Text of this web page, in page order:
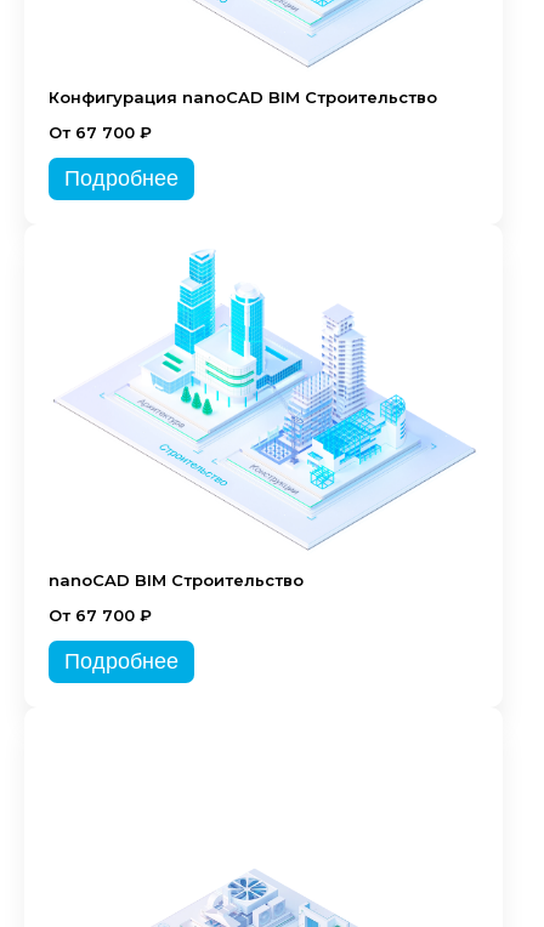
Конфигурация nanoCAD BIM Строительство
От 67 700 ₽
Подробнее
nanoCAD BIM Строительство
От 67 700 ₽
Подробнее